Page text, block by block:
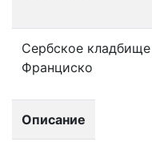
Сербское
Франциско
Описание